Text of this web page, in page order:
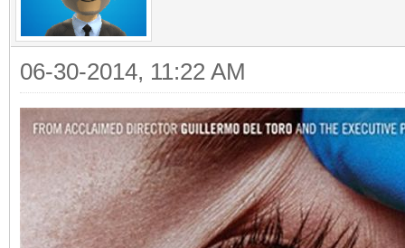
06-30-2014, 11:22 AM